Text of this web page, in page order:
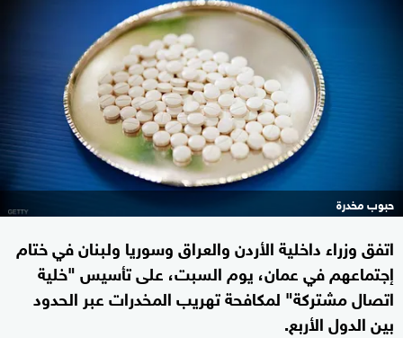
حبوب مخدرة
اتفق وزراء داخلية الأردن والعراق وسوريا ولبنان في ختام
إجتماعهم في عمان، يوم السبت، على تأسيس "خلية
اتصال مشتركة" لمكافحة تهريب المخدرات عبر الحدود
بين الدول الأربع.